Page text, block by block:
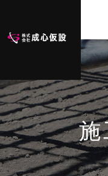
施